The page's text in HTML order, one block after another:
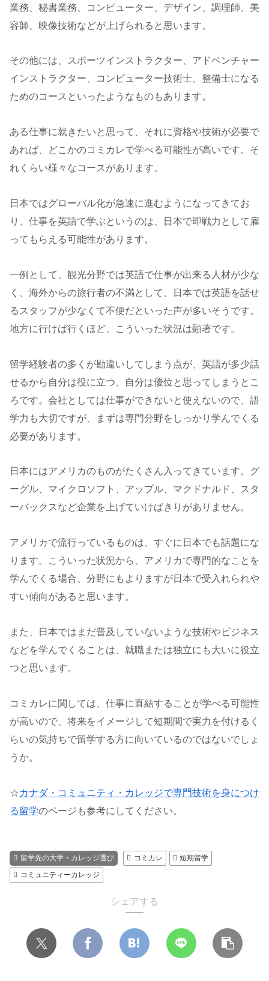
業務、秘書業務、コンピューター、デザイン、調理師、美
容師、映像技術などが上げられると思います。
その他には、スポーツインストラクター、アドベンチャー
インストラクター、コンピューター技術士、整備士になる
ためのコースといったようなものもあります。
ある仕事に就きたいと思って、それに資格や技術が必要で
あれば、どこかのコミカレで学べる可能性が高いです。そ
れくらい様々なコースがあります。
日本ではグローバル化が急速に進むようになってきてお
り、仕事を英語で学ぶというのは、日本で即戦力として雇
ってもらえる可能性があります。
一例として、観光分野では英語で仕事が出来る人材が少な
く、海外からの旅行者の不満として、日本では英語を話せ
るスタッフが少なくて不便だといった声が多いそうです。
地方に行けば行くほど、こういった状況は顕著です。
留学経験者の多くが勘違いしてしまう点が、英語が多少話
せるから自分は役に立つ、自分は優位と思ってしまうとこ
ろです。会社としては仕事ができないと使えないので、語
学力も大切ですが、まずは専門分野をしっかり学んでくる
必要があります。
日本にはアメリカのものがたくさん入ってきています。グ
ーグル、マイクロソフト、アップル、マクドナルド、スタ
ーバックスなど企業を上げていけばきりがありません。
アメリカで流行っているものは、すぐに日本でも話題にな
ります。こういった状況から、アメリカで専門的なことを
学んでくる場合、分野にもよりますが日本で受入れられや
すい傾向があると思います。
また、日本ではまだ普及していないような技術やビジネス
などを学んでくることは、就職または独立にも大いに役立
つと思います。
コミカレに関しては、仕事に直結することが学べる可能性
が高いので、将来をイメージして短期間で実力を付けるく
らいの気持ちで留学する方に向いているのではないでしょ
うか。
☆カナダ・コミュニティ・カレッジで専門技術を身につけ
る留学のページも参考にしてください。
留学先の大学・カレッジ選び コミカレ
短期留学
コミュニティーカレッジ
シェアする